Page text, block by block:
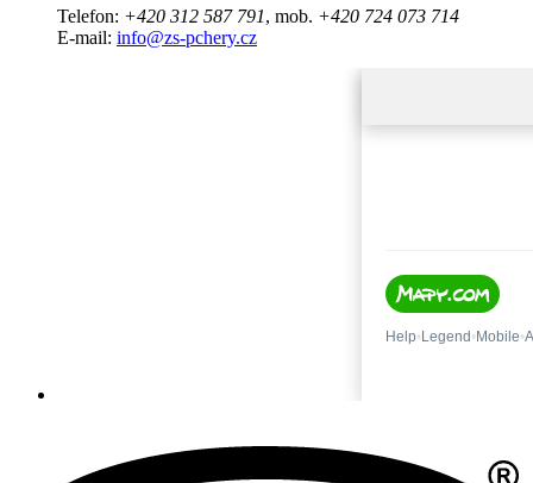
Telefon: +420 312 587 791, mob. +420 724 073 714
E-mail: info@zs-pchery.cz